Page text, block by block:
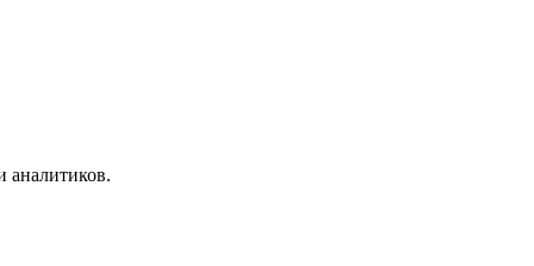
аналитиков.